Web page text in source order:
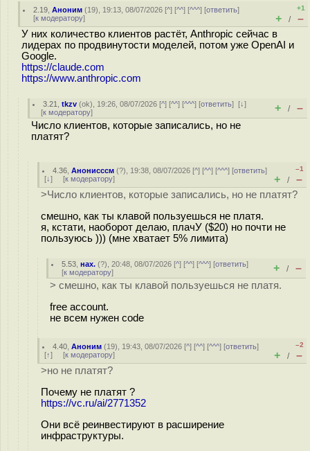
2.19 ,Аноним (19), 19:13, 08/07/2026 [^] [^^] [^^^] [ответить]
[к модератору]
+1
+ / –
У них количество клиентов растёт, Anthropic сейчас в
лидерах по продвинутости моделей, потом уже OpenAI и
Google.
https://claude.com
https://www.anthropic.com
3.21 ,tkzv (ok), 19:26, 08/07/2026 [^] [^^] [^^^] [ответить][↓]
[к модератору] + / –
Число клиентов, которые записались, но не
платят?
4.36 ,Анонисссм (?), 19:38, 08/07/2026 [^] [^^] [^^^] [ответить]
[↓] [к модератору]
–1
+ / –
>Число клиентов, которые записались, но не платят?
смешно, как ты клавой пользуешься не платя.
я, кстати, наоборот делаю, плачУ ($20) но почти не
пользуюсь ))) (мне хватает 5% лимита)
5.53 ,нах. (?), 20:48, 08/07/2026 [^] [^^] [^^^] [ответить]
[к модератору] + / –
> смешно, как ты клавой пользуешься не платя.
free account.
не всем нужен code
4.40 ,Аноним (19), 19:43, 08/07/2026 [^] [^^] [^^^] [ответить]
[↑] [к модератору]
–2
+ / –
>но не платят?
Почему не платят ?
https://vc.ru/ai/2771352
Они всё реинвестируют в расширение
инфраструктуры.